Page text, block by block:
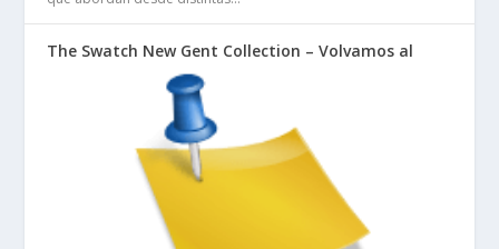
The Swatch New Gent Collection – Volvamos al